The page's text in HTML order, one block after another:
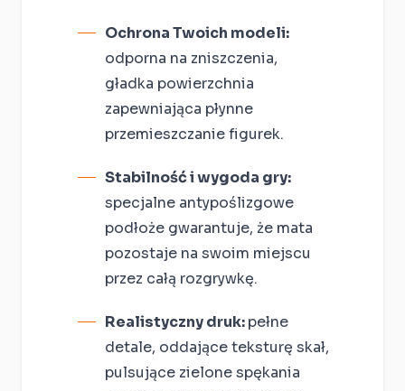
Ochrona Twoich modeli:
odporna na zniszczenia,
gładka powierzchnia
zapewniająca płynne
przemieszczanie figurek.
Stabilność i wygoda gry:
specjalne antypoślizgowe
podłoże gwarantuje, że mata
pozostaje na swoim miejscu
przez całą rozgrywkę.
Realistyczny druk:pełne
detale, oddające teksturę skał,
pulsujące zielone spękania